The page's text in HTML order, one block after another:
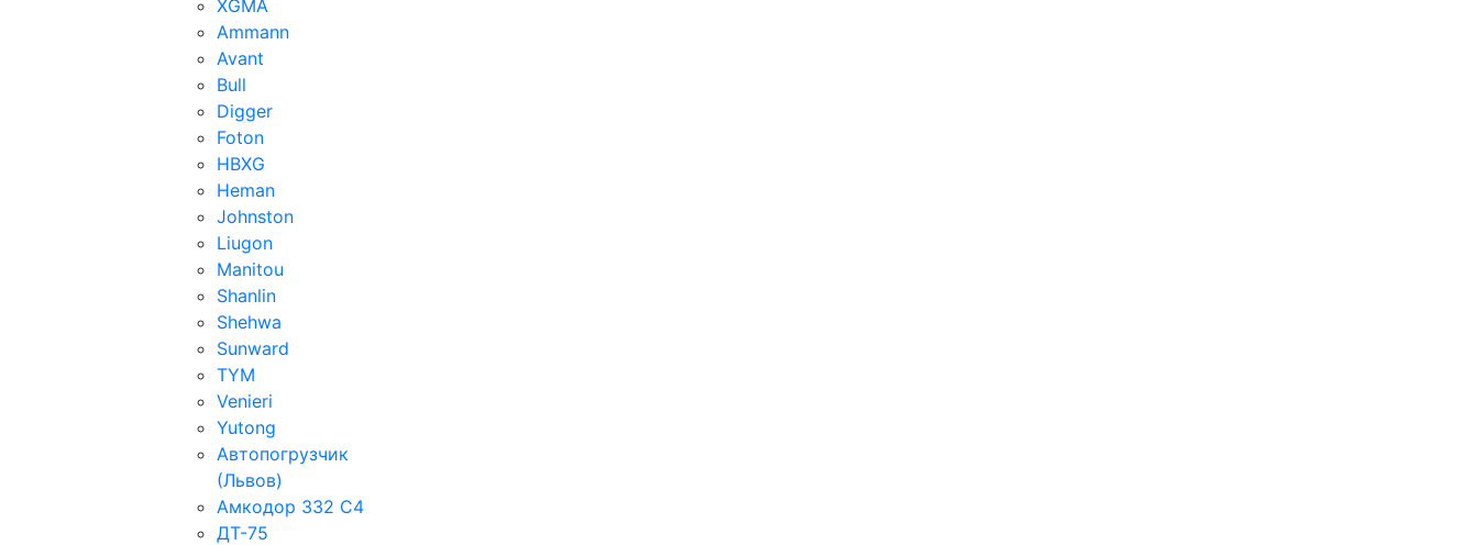
XGMA
Ammann
Avant
Bull
Digger
Foton
HBXG
Heman
Johnston
Liugon
Manitou
Shanlin
Shehwa
Sunward
TYM
Venieri
Yutong
Автопогрузчик
(Львов)
Амкодор 332 С4
ДТ-75